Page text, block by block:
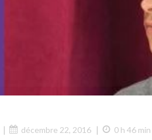
| décembre 22, 2016 | 0 h 46 min